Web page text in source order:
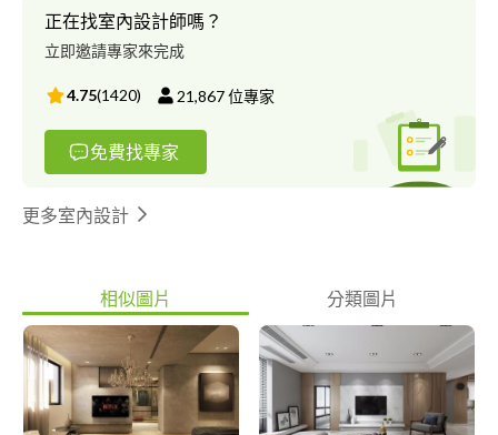
正在找室內設計師嗎？
立即邀請專家來完成
4.75(1420) 21,867位專家
免費找專家
更多室內設計
相似圖片 分類圖片